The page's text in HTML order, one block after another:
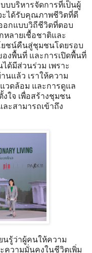
บบริหารจัดการที่เป็นผู้
ะได้รับคุณภาพชีวิตที่ดี
อกแบบวิถีชีวิตที่ตอบ
หลายเชื้อชาติและ
ชน์คืนสู่ชุมชนโดยรอบ
งพื้นที่ และการเปิดพื้นที่
ด้มีส่วนร่วม เพราะ
นแล้ว เราให้ความ
วดล้อม และการดูแล
งใจ เพื่อสร้างชุมชน
ะสามารถเข้าถึง
นรู้ว่าผู้คนให้ความ
วามมั่นคงในชีวิตเพิ่ม